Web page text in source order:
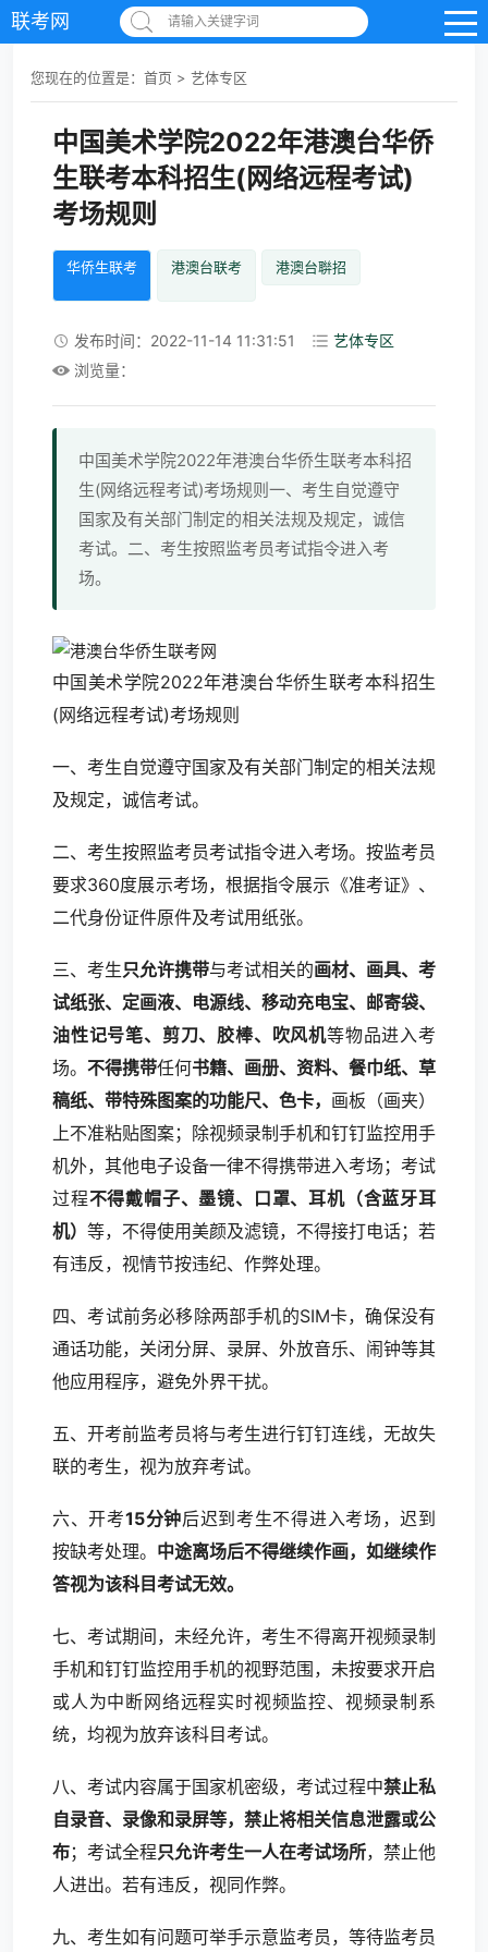
联考网 请输入关键字词
您现在的位置是： 首页 > 艺体专区
中国美术学院2022年港澳台华侨
生联考本科招生(网络远程考试)
考场规则
华侨生联考 港澳台联考 港澳台聨招
发布时间：2022-11-14 11:31:51
艺体专区
浏览量：
中国美术学院2022年港澳台华侨生联考本科招
生(网络远程考试)考场规则一、考生自觉遵守
国家及有关部门制定的相关法规及规定，诚信
考试。二、考生按照监考员考试指令进入考
场。
中国美术学院2022年港澳台华侨生联考本科招生
(网络远程考试)考场规则
一、考生自觉遵守国家及有关部门制定的相关法规
及规定，诚信考试。
二、考生按照监考员考试指令进入考场。按监考员
要求360度展示考场，根据指令展示《准考证》、
二代身份证件原件及考试用纸张。
三、考生只允许携带与考试相关的画材、画具、考
试纸张、定画液、电源线、移动充电宝、邮寄袋、
油性记号笔、剪刀、胶棒、吹风机等物品进入考
场。 不得携带任何书籍、画册、资料、餐巾纸、草
稿纸、带特殊图案的功能尺、色卡， 画板（画夹）
上不准粘贴图案；除视频录制手机和钉钉监控用手
机外，其他电子设备一律不得携带进入考场；考试
过程不得戴帽子、墨镜、口罩、耳机（含蓝牙耳
机） 等，不得使用美颜及滤镜，不得接打电话；若
有违反，视情节按违纪、作弊处理。
四、考试前务必移除两部手机的SIM卡，确保没有
通话功能，关闭分屏、录屏、外放音乐、闹钟等其
他应用程序，避免外界干扰。
五、开考前监考员将与考生进行钉钉连线，无故失
联的考生，视为放弃考试。
六、开考15分钟后迟到考生不得进入考场，迟到
按缺考处理。 中途离场后不得继续作画，如继续作
答视为该科目考试无效。
七、考试期间，未经允许，考生不得离开视频录制
手机和钉钉监控用手机的视野范围，未按要求开启
或人为中断网络远程实时视频监控、视频录制系
统，均视为放弃该科目考试。
八、考试内容属于国家机密级，考试过程中禁止私
自录音、录像和录屏等，禁止将相关信息泄露或公
布；考试全程只允许考生一人在考试场所，禁止他
人进出。若有违反，视同作弊。
九、考生如有问题可举手示意监考员，等待监考员